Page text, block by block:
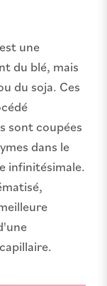
une
du blé, mais
du soja. Ces
sont coupées
dans le
infinitésimale.